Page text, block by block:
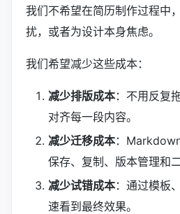
我们不希望在简历制作过程中
扰，或者为设计本身焦虑。
我们希望减少这些成本：
减少排版成本：不用反复
对齐每一段内容。
减少迁移成本：
保存、复制、版本管理和
减少试错成本：通过模板
速看到最终效果。